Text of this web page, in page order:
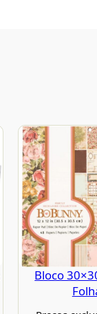
Bloco